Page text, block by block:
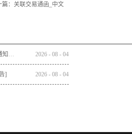
篇： 关联交易通函_中文
通函 - [其他] 致非登記股東之通知信函及申請表格 - 通函連同股東週年大會通告及代表委任表格之發佈通知 2026 - 08 - 04
] 2026 - 08 - 04